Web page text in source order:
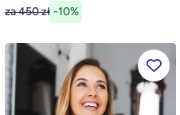
za 450 zł -10%